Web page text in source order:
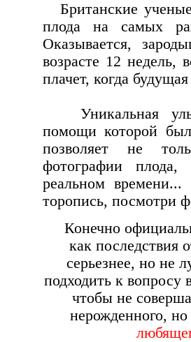
Британские
плода на самых
Оказывается,
возрасте 12 недель,
плачет, когда
Уникальная
помощи которой
позволяет не
фотографии
реальном
торопись, посмотри
Конечно
как последствия
серьезнее, но не
подходить к
чтобы не
нерожденного,